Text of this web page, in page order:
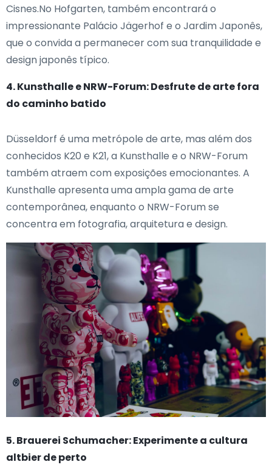
Cisnes.No Hofgarten, também encontrará o
impressionante Palácio Jägerhof e o Jardim Japonês,
que o convida a permanecer com sua tranquilidade e
design japonês típico.
4. Kunsthalle e NRW-Forum: Desfrute de arte fora
do caminho batido
Düsseldorf é uma metrópole de arte, mas além dos
conhecidos K20 e K21, a Kunsthalle e o NRW-Forum
também atraem com exposições emocionantes. A
Kunsthalle apresenta uma ampla gama de arte
contemporânea, enquanto o NRW-Forum se
concentra em fotografia, arquitetura e design.
5. Brauerei Schumacher: Experimente a cultura
altbier de perto